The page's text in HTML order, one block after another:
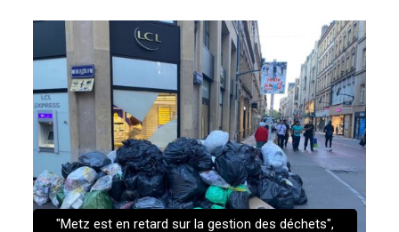
"Metz est en retard sur la gestion des déchets",